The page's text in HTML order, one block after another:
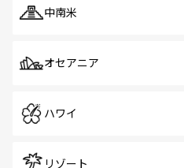
中南米
オセアニア
ハワイ
リゾート